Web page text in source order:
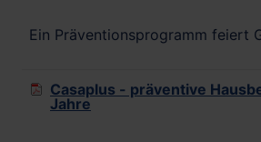
Ein Präventionsprogramm feiert
Casaplus - präventive
Jahre